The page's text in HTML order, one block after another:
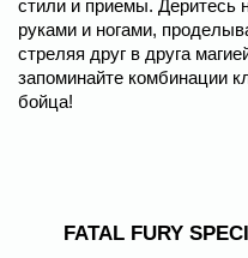
стили и приемы. Деритесь
руками и ногами,
стреляя друг в друга
запоминайте комбинации
бойца!
FATAL FURY